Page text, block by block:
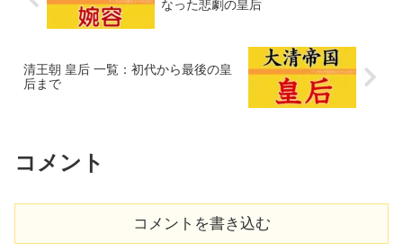
なった悲劇の皇后
清王朝 皇后 一覧：初代から最後の皇
后まで
コメント
コメントを書き込む